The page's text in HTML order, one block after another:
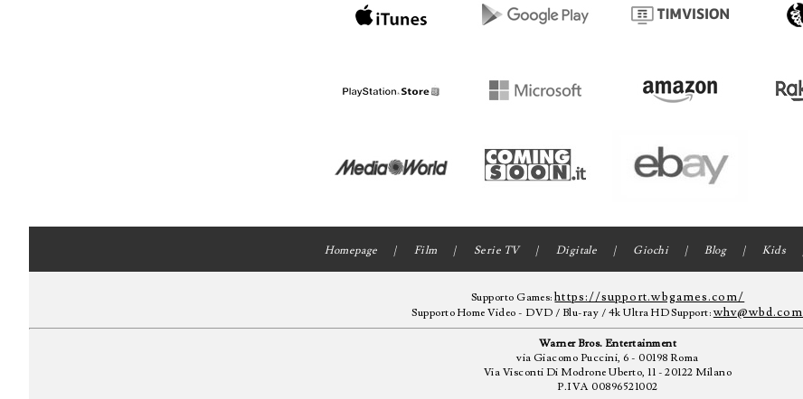
Homepage Film Serie TV Digitale Giochi Blog Kids
Supporto Games:https://support.wbgames.com/
Supporto Home Video - DVD / Blu-ray / 4k Ultra HD Support:whv@wbd.com
Warner Bros. Entertainment
via Giacomo Puccini, 6 - 00198 Roma
Via Visconti Di Modrone Uberto, 11 - 20122 Milano
P.IVA 00896521002